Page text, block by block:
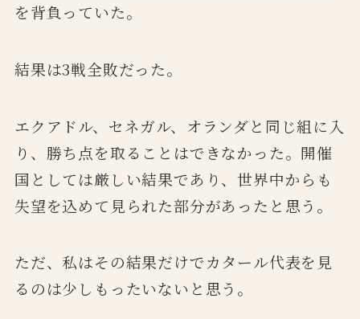
を背負っていた。
結果は3戦全敗だった。
エクアドル、セネガル、オランダと同じ組に入
り、勝ち点を取ることはできなかった。開催
国としては厳しい結果であり、世界中からも
失望を込めて見られた部分があったと思う。
ただ、私はその結果だけでカタール代表を見
るのは少しもったいないと思う。